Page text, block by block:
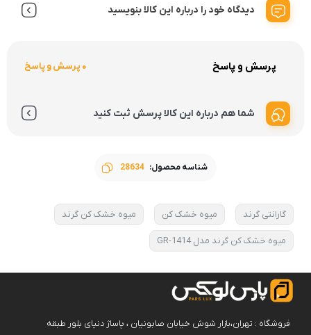
دیدگاه خود را درباره این کالا بنویسید
پرسش و پاسخ 0 پرسش و پاسخ
شما هم درباره این کالا پرسش ثبت کنید
شناسه محصول: 28634
گارانتی گرند میوه خشک کن میوه خشک کن گرند
میوه خشک کن گرند مدل GR-1414
فروشگاه : تهران،بازار شوش خیابان صابونیان ، پاساژ دنیای بلور طبقه